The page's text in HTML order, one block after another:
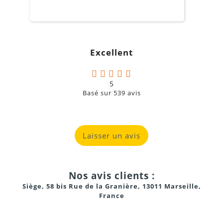
Excellent
5
Basé sur 539 avis
Laisser un avis
Nos avis clients :
Siège, 58 bis Rue de la Granière, 13011 Marseille,
France